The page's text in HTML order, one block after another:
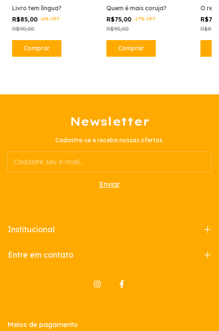
Livro tem língua?
R$85,00-6% OFF
R$90,00
Quem é mais coruja?
R$75,00-17% OFF
R$90,00
O rei
Newsletter
Cadastre-se e receba nossas ofertas.
Institucional
Entre em contato
Meios de pagamento